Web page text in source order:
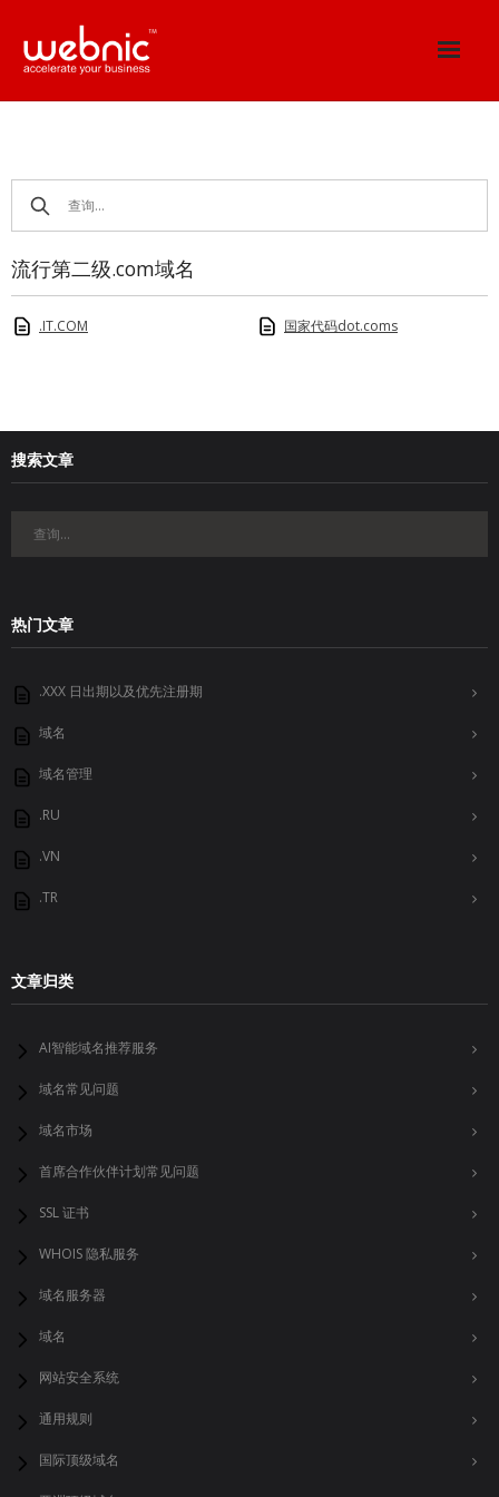
content
流行第二级.com域名
.IT.COM 国家代码dot.coms
搜索文章
热门文章
.XXX 日出期以及优先注册期
域名
域名管理
.RU
.VN
.TR
文章归类
AI智能域名推荐服务
域名常见问题
域名市场
首席合作伙伴计划常见问题
SSL 证书
WHOIS 隐私服务
域名服务器
域名
网站安全系统
通用规则
国际顶级域名